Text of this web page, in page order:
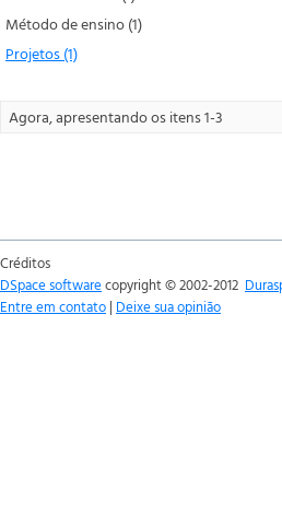
Método de ensino (1)
Projetos (1)
Agora, apresentando os itens 1-3
Créditos
DSpace softwarecopyright © 2002-2012
Entre em contato | Deixe sua opinião